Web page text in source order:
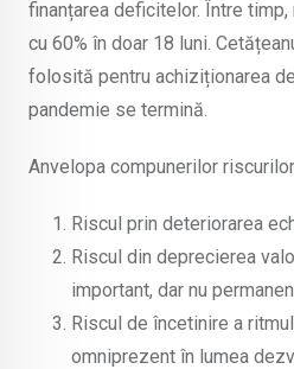
finanțarea deficitelor. Între
cu 60% în doar 18 luni.
folosită pentru achiziționarea
pandemie se termină.
Anvelopa compunerilor
Riscul prin deteriorarea
Riscul din deprecierea
important, dar nu
Riscul de încetinire a
omniprezent în lumea